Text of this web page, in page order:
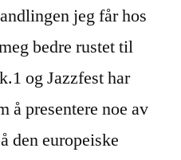
jeg får hos
bedre rustet til
og Jazzfest har
å presentere noe av
den europeiske